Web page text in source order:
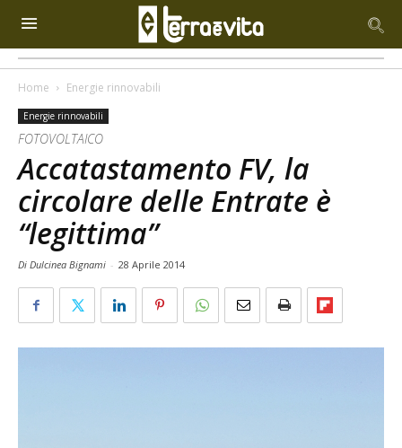
Home Energie rinnovabili
Energie rinnovabili
FOTOVOLTAICO
Accatastamento FV, la
circolare delle Entrate è
“legittima”
Di Dulcinea Bignami - 28 Aprile 2014